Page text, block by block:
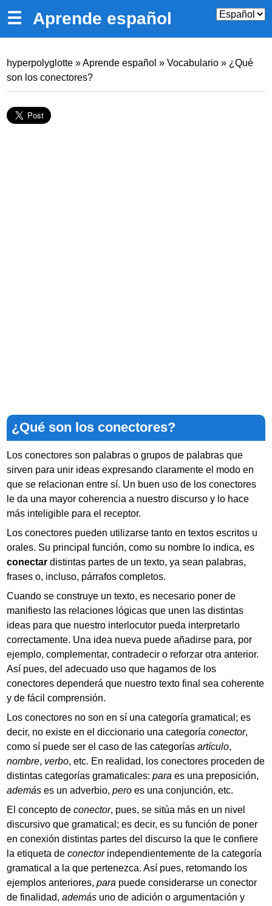
☰ Aprende español
hyperpolyglotte »Aprende español »Vocabulario » ¿Qué
son los conectores?
¿Qué son los conectores?
Los conectores son palabras o grupos de palabras que
sirven para unir ideas expresando claramente el modo en
que se relacionan entre sí. Un buen uso de los conectores
le da una mayor coherencia a nuestro discurso y lo hace
más inteligible para el receptor.
Los conectores pueden utilizarse tanto en textos escritos u
orales. Su principal función, como su nombre lo indica, es
conectar distintas partes de un texto, ya sean palabras,
frases o, incluso, párrafos completos.
Cuando se construye un texto, es necesario poner de
manifiesto las relaciones lógicas que unen las distintas
ideas para que nuestro interlocutor pueda interpretarlo
correctamente. Una idea nueva puede añadirse para, por
ejemplo, complementar, contradecir o reforzar otra anterior.
Así pues, del adecuado uso que hagamos de los
conectores dependerá que nuestro texto final sea coherente
y de fácil comprensión.
Los conectores no son en sí una categoría gramatical; es
decir, no existe en el diccionario una categoríaconector,
como sí puede ser el caso de las categoríasartículo,
nombre, verbo, etc. En realidad, los conectores proceden de
distintas categorías gramaticales:para es una preposición,
además es un adverbio,pero es una conjunción, etc.
El concepto deconector, pues, se sitúa más en un nivel
discursivo que gramatical; es decir, es su función de poner
en conexión distintas partes del discurso la que le confiere
la etiqueta deconectorindependientemente de la categoría
gramatical a la que pertenezca. Así pues, retomando los
ejemplos anteriores,para puede considerarse un conector
de finalidad,además uno de adición o argumentación y